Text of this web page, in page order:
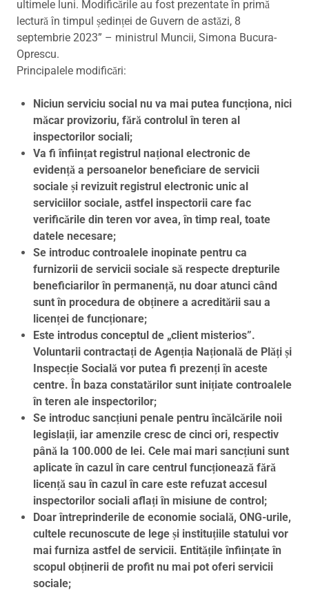
ultimele luni. Modificările au fost prezentate în primă
lectură în timpul ședinței de Guvern de astăzi, 8
septembrie 2023” – ministrul Muncii, Simona Bucura-
Oprescu.
Principalele modificări:
Niciun serviciu social nu va mai putea funcționa, nici
măcar provizoriu, fără controlul în teren al
inspectorilor sociali;
Va fi înființat registrul național electronic de
evidență a persoanelor beneficiare de servicii
sociale și revizuit registrul electronic unic al
serviciilor sociale, astfel inspectorii care fac
verificările din teren vor avea, în timp real, toate
datele necesare;
Se introduc controalele inopinate pentru ca
furnizorii de servicii sociale să respecte drepturile
beneficiarilor în permanență, nu doar atunci când
sunt în procedura de obținere a acreditării sau a
licenței de funcționare;
Este introdus conceptul de „client misterios”.
Voluntarii contractați de Agenția Națională de Plăți și
Inspecție Socială vor putea fi prezenți în aceste
centre. În baza constatărilor sunt inițiate controalele
în teren ale inspectorilor;
Se introduc sancțiuni penale pentru încălcările noii
legislații, iar amenzile cresc de cinci ori, respectiv
până la 100.000 de lei. Cele mai mari sancțiuni sunt
aplicate în cazul în care centrul funcționează fără
licență sau în cazul în care este refuzat accesul
inspectorilor sociali aflați în misiune de control;
Doar întreprinderile de economie socială, ONG-urile,
cultele recunoscute de lege și instituțiile statului vor
mai furniza astfel de servicii. Entitățile înființate în
scopul obținerii de profit nu mai pot oferi servicii
sociale;